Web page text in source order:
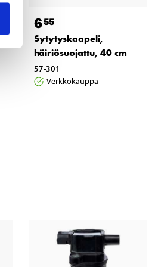
655
Sytytyskaapeli,
häiriösuojattu, 40 cm
57-301
Verkkokauppa